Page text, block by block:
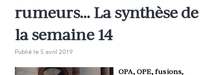
rumeurs… La synthèse de
la semaine 14
Publié le 5 avril 2019
OPA, OPE, fusions,